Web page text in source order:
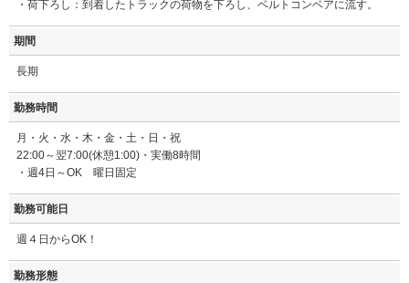
・荷下ろし：到着したトラックの荷物を下ろし、ベルトコンベアに流す。
期間
長期
勤務時間
月・火・水・木・金・土・日・祝
22:00～翌7:00(休憩1:00)・実働8時間
・週4日～OK 曜日固定
勤務可能日
週４日からOK！
勤務形態